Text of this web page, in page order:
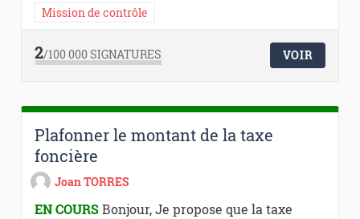
Mission de contrôle
2/100 000SIGNATURES VOIR
Plafonner le montant de la taxe
foncière
Joan TORRES
EN COURSBonjour, Je propose que la taxe